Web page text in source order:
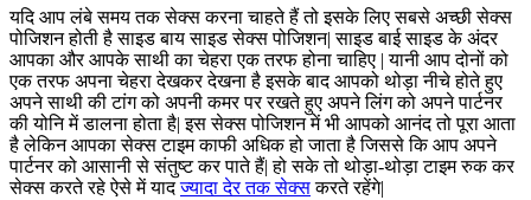
यदि आप लंबे समय तक सेक्स करना चाहते हैं तो इसके लिए सबसे अच्छी सेक्स
पोजिशन होती है साइड बाय साइड सेक्स पोजिशन| साइड बाई साइड के अंदर
आपका और आपके साथी का चेहरा एक तरफ होना चाहिए | यानी आप दोनों को
एक तरफ अपना चेहरा देखकर देखना है इसके बाद आपको थोड़ा नीचे होते हुए
अपने साथी की टांग को अपनी कमर पर रखते हुए अपने लिंग को अपने पार्टनर
की योनि में डालना होता है| इस सेक्स पोजिशन में भी आपको आनंद तो पूरा आता
है लेकिन आपका सेक्स टाइम काफी अधिक हो जाता है जिससे कि आप अपने
पार्टनर को आसानी से संतुष्ट कर पाते हैं| हो सके तो थोड़ा-थोड़ा टाइम रुक कर
सेक्स करते रहे ऐसे में यादज्यादा देर तक सेक्सकरते रहेंगे|